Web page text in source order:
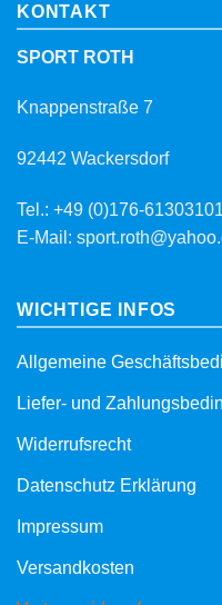
KONTAKT
SPORT ROTH
Knappenstraße 7
92442 Wackersdorf
Tel.: +49 (0)176-61303101
E-Mail:
WICHTIGE INFOS
Allgemeine
Liefer- und
Widerrufsrecht
Datenschutz Erklärung
Impressum
Versandkosten